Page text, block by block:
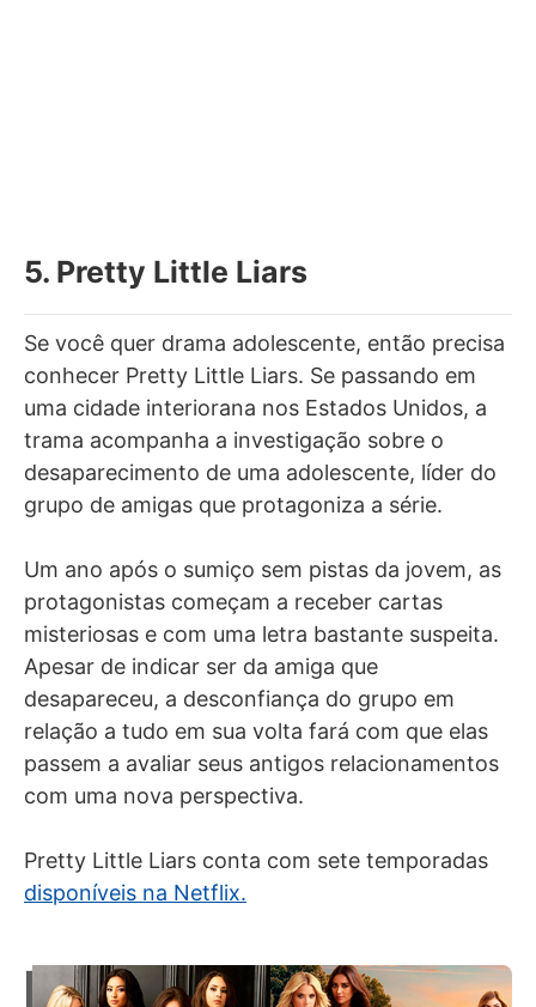
5. Pretty Little Liars
Se você quer drama adolescente, então precisa
conhecer Pretty Little Liars. Se passando em
uma cidade interiorana nos Estados Unidos, a
trama acompanha a investigação sobre o
desaparecimento de uma adolescente, líder do
grupo de amigas que protagoniza a série.
Um ano após o sumiço sem pistas da jovem, as
protagonistas começam a receber cartas
misteriosas e com uma letra bastante suspeita.
Apesar de indicar ser da amiga que
desapareceu, a desconfiança do grupo em
relação a tudo em sua volta fará com que elas
passem a avaliar seus antigos relacionamentos
com uma nova perspectiva.
Pretty Little Liars conta com sete temporadas
disponíveis na Netflix.